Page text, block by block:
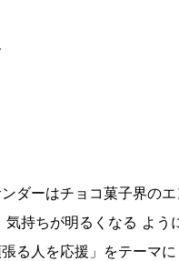
ンダーはチョコ菓子界の
気持ちが明るくなる よう
る人を応援」をテーマ